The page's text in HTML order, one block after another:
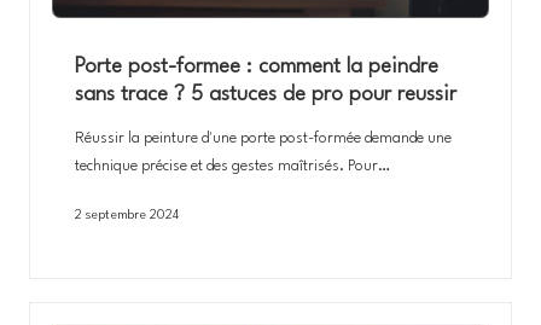
Porte post-formee : comment la peindre
sans trace ? 5 astuces de pro pour reussir
Réussir la peinture d'une porte post-formée demande une
technique précise et des gestes maîtrisés. Pour…
2 septembre 2024